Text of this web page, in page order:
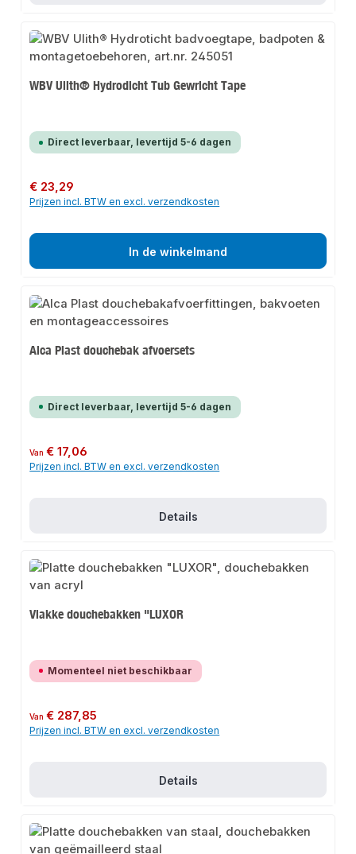
WBV Ulith® Hydrodicht Tub Gewricht Tape
Direct leverbaar, levertijd 5-6 dagen
Normale prijs:
€ 23,29
Prijzen incl. BTW en excl. verzendkosten
In de winkelmand
Alca Plast douchebak afvoersets
Direct leverbaar, levertijd 5-6 dagen
Normale prijs:
Van€ 17,06
Prijzen incl. BTW en excl. verzendkosten
Details
Vlakke douchebakken "LUXOR
Momenteel niet beschikbaar
Normale prijs:
Van€ 287,85
Prijzen incl. BTW en excl. verzendkosten
Details